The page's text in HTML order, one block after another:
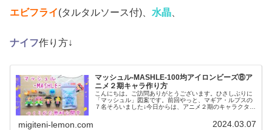
エビフライ(タルタルソース付)、 水晶
ナイフ作り方↓
マッシュル-MASHLE-100均アイロンビーズ⑧ア
ニメ２期キャラ作り方
こんにちは。ご訪問ありがとうございます。ひさしぶりに
「マッシュル」図案です。前回やっと、マギア・ルプスの
７名そろいました↓今日からは、アニメ２期のキャラクター
migiteni-lemon.com 2024.03.07